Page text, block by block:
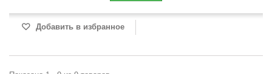
Добавить в избранное